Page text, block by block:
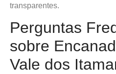
transparentes.
Perguntas
sobre
Vale dos